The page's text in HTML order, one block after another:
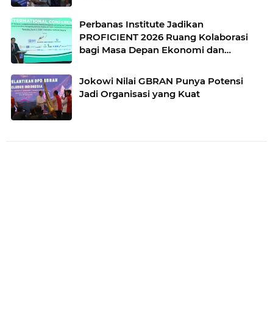
Perbanas Institute Jadikan
PROFICIENT 2026 Ruang Kolaborasi
bagi Masa Depan Ekonomi dan
Jokowi Nilai GBRAN Punya Potensi
Jadi Organisasi yang Kuat